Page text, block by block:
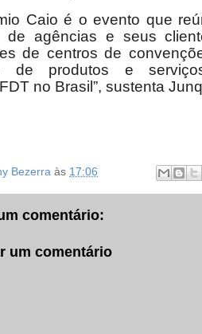
Caio é o evento que
de agências e seus
de centros de
de produtos e
no Brasil”, sustenta
Bezerra às 17:06
comentário:
um comentário